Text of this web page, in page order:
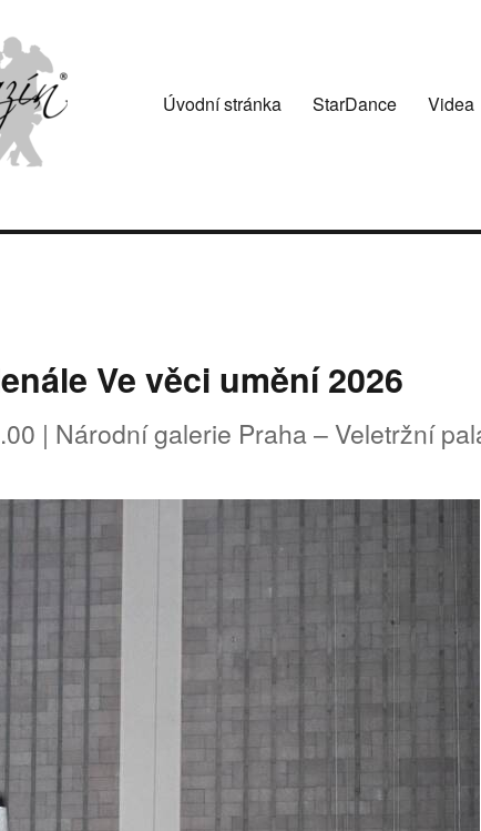
Úvodní stránka StarDance Videa
Ve věci umění 2026
| Národní galerie Praha – Veletržní